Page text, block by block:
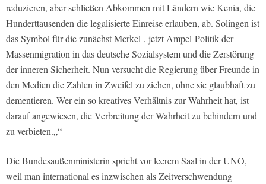
reduzieren, aber schließen Abkommen mit Ländern wie Kenia, die
Hunderttausenden die legalisierte Einreise erlauben, ab. Solingen ist
das Symbol für die zunächst Merkel-, jetzt Ampel-Politik der
Massenmigration in das deutsche Sozialsystem und die Zerstörung
der inneren Sicherheit. Nun versucht die Regierung über Freunde in
den Medien die Zahlen in Zweifel zu ziehen, ohne sie glaubhaft zu
dementieren. Wer ein so kreatives Verhältnis zur Wahrheit hat, ist
darauf angewiesen, die Verbreitung der Wahrheit zu behindern und
zu verbieten.„“
Die Bundesaußenministerin spricht vor leerem Saal in der UNO,
weil man international es inzwischen als Zeitverschwendung